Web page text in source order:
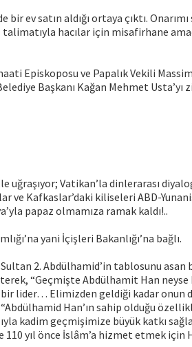
ev satın aldığı ortaya çıktı. Onarımı
talimatıyla hacılar için misafirhane
Episkoposu ve Papalık Vekili
Başkanı Kağan Mehmet Usta’yı
uğraşıyor; Vatikan’la dinlerarası
Kafkaslar’daki kiliseleri ABD-
papaz olmamıza ramak kaldı!..
yani İçişleri Bakanlığı’na bağlı.
2. Abdülhamid’in tablosunu asan
“Geçmişte Abdülhamit Han neyse
bir lider… Elimizden geldiği kadar onun
“Abdülhamid Han’ın sahip olduğu
kadim geçmişimize büyük katkı
yıl önce İslâm’a hizmet etmek için